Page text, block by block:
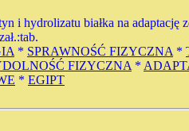
i hydrolizatu białka na
* SPRAWNOŚĆ FIZYCZNA *
FIZYCZNA *
* EGIPT